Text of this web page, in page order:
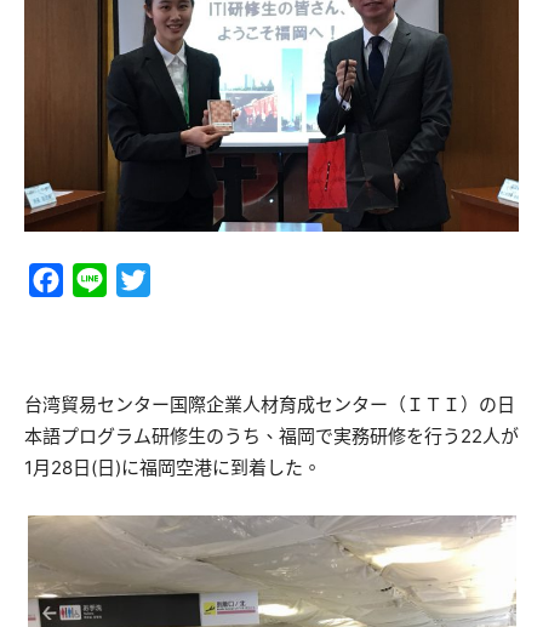
Facebook
Line
台湾貿易センター国際企業人材育成センター（ＩＴＩ）の日
本語プログラム研修生のうち、福岡で実務研修を行う22人が
1月28日(日)に福岡空港に到着した。